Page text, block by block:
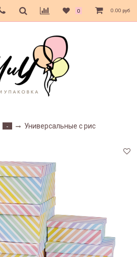
0 0.00 руб
- Универсальные с рис